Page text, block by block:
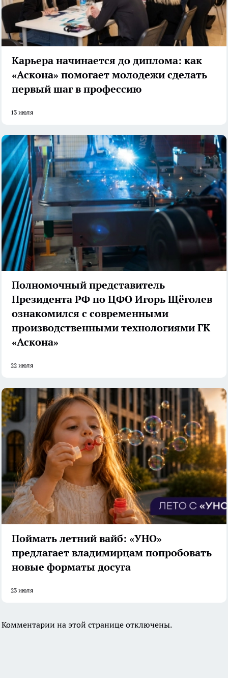
Карьера начинается до диплома: как
«Аскона» помогает молодежи сделать
первый шаг в профессию
13 июля
Полномочный представитель
Президента РФ по ЦФО Игорь Щёголев
ознакомился с современными
производственными технологиями ГК
«Аскона»
22 июля
Поймать летний вайб: «УНО»
предлагает владимирцам попробовать
новые форматы досуга
23 июля
Комментарии на этой странице отключены.